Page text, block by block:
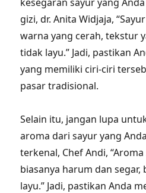
gizi, dr. Anita Widjaja,
warna yang cerah, tekstur
tidak layu.” Jadi, pastikan
yang memiliki ciri-ciri
pasar tradisional.
Selain itu, jangan lupa
aroma dari sayur yang
terkenal, Chef Andi,
biasanya harum dan segar,
layu.” Jadi, pastikan Anda